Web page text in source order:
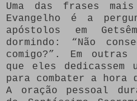
Uma das frases
Evangelho é a
apóstolos em
dormindo: “Não
comigo?”. Em
que eles dedicassem
para combater a hora
A oração pessoal